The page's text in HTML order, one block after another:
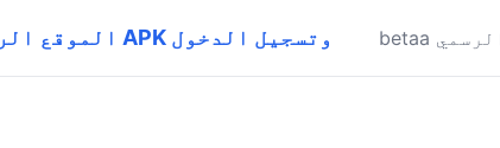
betaa - الموقع الرسمي | تحميل APK وتسجيل الدخول betaa الرسمي